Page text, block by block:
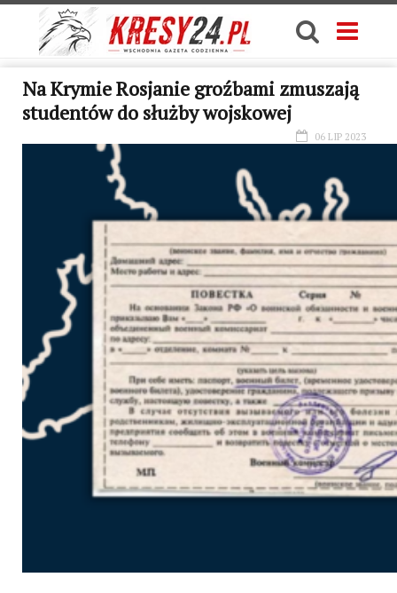
Na Krymie Rosjanie groźbami zmuszają
studentów do służby wojskowej
06 LIP 2023